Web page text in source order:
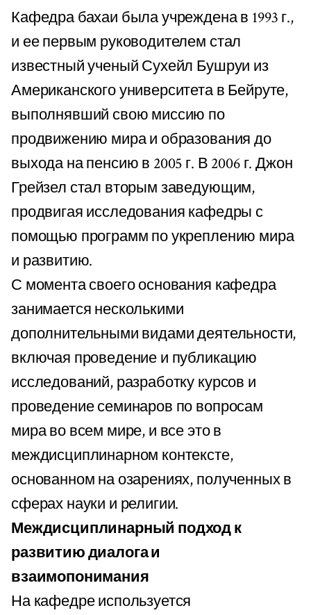
Кафедра бахаи была учреждена в 1993 г.,
и ее первым руководителем стал
известный ученый Сухейл Бушруи из
Американского университета в Бейруте,
выполнявший свою миссию по
продвижению мира и образования до
выхода на пенсию в 2005 г. В 2006 г. Джон
Грейзел стал вторым заведующим,
продвигая исследования кафедры с
помощью программ по укреплению мира
и развитию.
С момента своего основания кафедра
занимается несколькими
дополнительными видами деятельности,
включая проведение и публикацию
исследований, разработку курсов и
проведение семинаров по вопросам
мира во всем мире, и все это в
междисциплинарном контексте,
основанном на озарениях, полученных в
сферах науки и религии.
Междисциплинарный подход к
развитию диалога и
взаимопонимания
На кафедре используется